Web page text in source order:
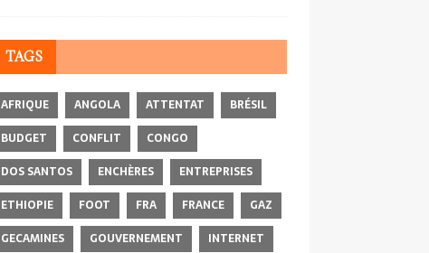
TAGS
AFRIQUE ANGOLA ATTENTAT
BRÉSIL
BUDGET
CONFLIT
CONGO
DOS SANTOS
ENCHÈRES
ENTREPRISES
ETHIOPIE
FOOT FRA FRANCE
GAZ
GECAMINES
GOUVERNEMENT
INTERNET